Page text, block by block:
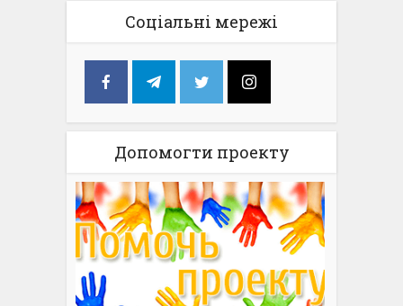
Соціальні мережі
Допомогти проекту